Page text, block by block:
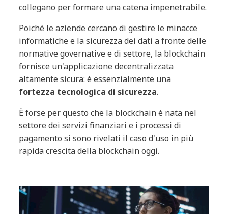
collegano per formare una catena impenetrabile.
Poiché le aziende cercano di gestire le minacce
informatiche e la sicurezza dei dati a fronte delle
normative governative e di settore, la blockchain
fornisce un'applicazione decentralizzata
altamente sicura: è essenzialmente una
fortezza tecnologica di sicurezza.
È forse per questo che la blockchain è nata nel
settore dei servizi finanziari e i processi di
pagamento si sono rivelati il caso d'uso in più
rapida crescita della blockchain oggi.